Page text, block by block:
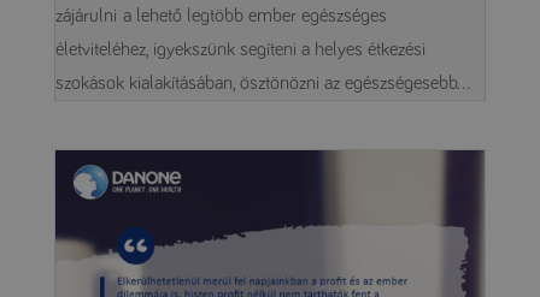
zájárulni a lehető legtöbb ember egészséges
életviteléhez, igyekszünk segíteni a helyes étkezési
szokások kialakításában, ösztönözni az egészségesebb...